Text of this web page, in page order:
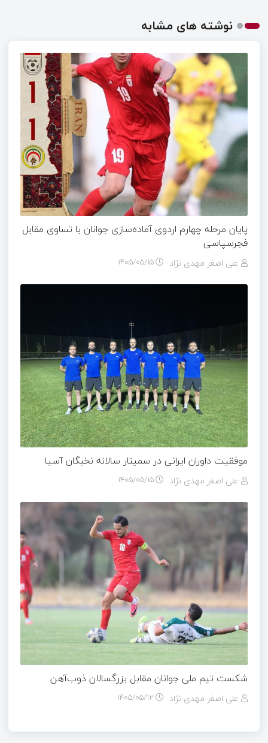
نوشته های مشابه
پایان مرحله چهارم اردوی آماده‌سازی جوانان با تساوی مقابل
فجرسپاسی
علی اصغر مهدی نژاد ۱۴۰۵/۰۵/۱۵
موفقیت داوران ایرانی در سمینار سالانه نخبگان آسیا
علی اصغر مهدی نژاد ۱۴۰۵/۰۵/۱۵
شکست تیم ملی جوانان مقابل بزرگسالان ذوب‌آهن
علی اصغر مهدی نژاد ۱۴۰۵/۰۵/۱۲